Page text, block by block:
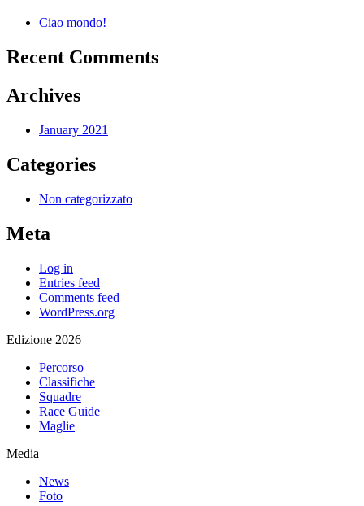
Ciao mondo!
Recent Comments
Archives
January 2021
Categories
Non categorizzato
Meta
Log in
Entries feed
Comments feed
WordPress.org
Edizione 2026
Percorso
Classifiche
Squadre
Race Guide
Maglie
Media
News
Foto